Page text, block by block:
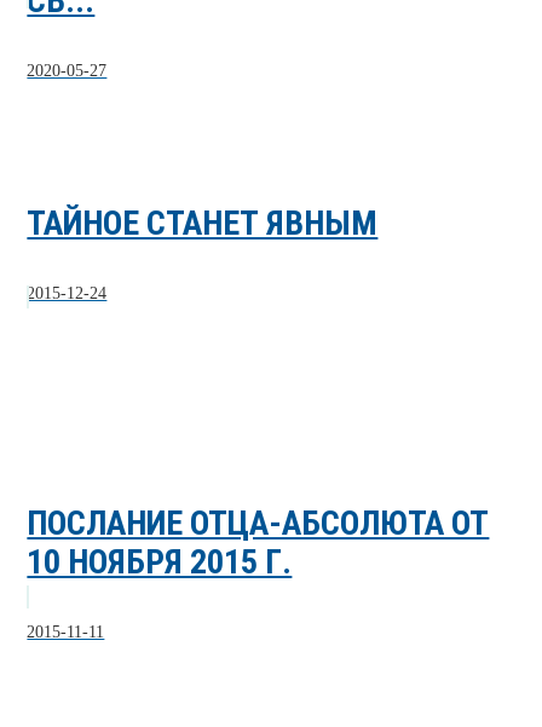
2020-05-27
ТАЙНОЕ СТАНЕТ ЯВНЫМ
2015-12-24
ПОСЛАНИЕ ОТЦА-АБСОЛЮТА ОТ
10 НОЯБРЯ 2015 Г.
2015-11-11